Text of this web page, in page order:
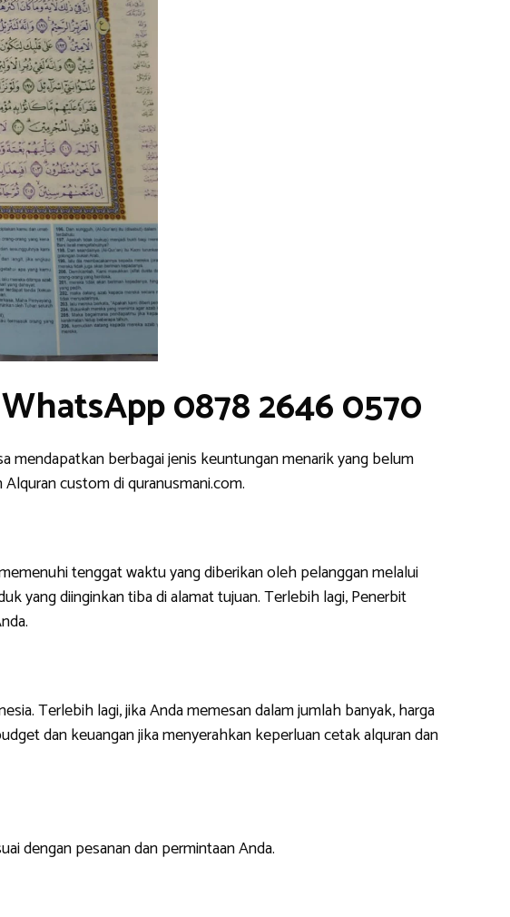
0878 2646 0570
mendapatkan berbagai jenis keuntungan menarik yang belum
custom di quranusmani.com.
tenggat waktu yang diberikan oleh pelanggan melalui
yang diinginkan tiba di alamat tujuan. Terlebih lagi, Penerbit
Terlebih lagi, jika Anda memesan dalam jumlah banyak, harga
dan keuangan jika menyerahkan keperluan cetak alquran dan
dengan pesanan dan permintaan Anda.